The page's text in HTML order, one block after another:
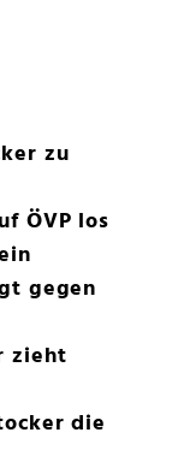
zu
ÖVP los
gegen
zieht
die